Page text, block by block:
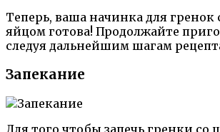
Теперь, ваша начинка для
яйцом готова! Продолжайте
следуя дальнейшим шагам
Запекание
Для того чтобы запечь гренки со